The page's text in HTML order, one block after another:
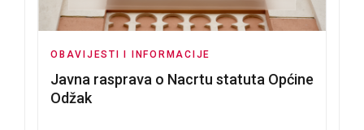
OBAVIJESTI I INFORMACIJE
Javna rasprava o Nacrtu statuta Općine
Odžak